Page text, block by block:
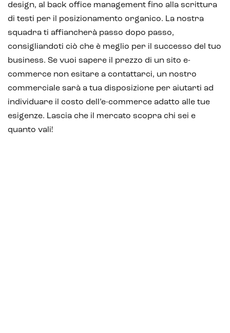
design, al back office management fino alla scrittura
di testi per il posizionamento organico. La nostra
squadra ti affiancherà passo dopo passo,
consigliandoti ciò che è meglio per il successo del tuo
business. Se vuoi sapere il prezzo di un sito e-
commerce non esitare a contattarci, un nostro
commerciale sarà a tua disposizione per aiutarti ad
individuare il costo dell’e-commerce adatto alle tue
esigenze. Lascia che il mercato scopra chi sei e
quanto vali!